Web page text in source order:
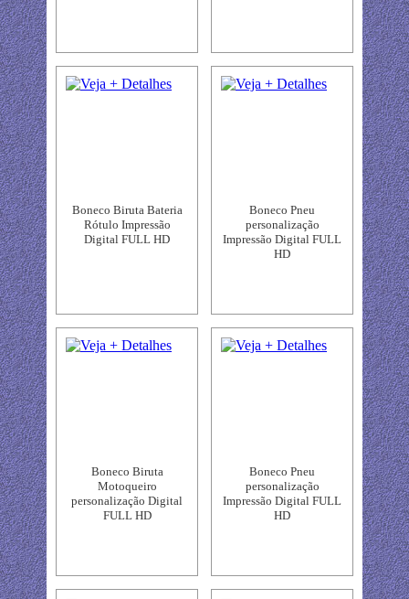
Boneco Biruta Bateria
Rótulo Impressão
Digital FULL HD
Boneco Pneu
personalização
Impressão Digital FULL
HD
Boneco Biruta
Motoqueiro
personalização Digital
FULL HD
Boneco Pneu
personalização
Impressão Digital FULL
HD